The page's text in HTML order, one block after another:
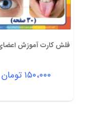
فلش کارت آموزش
۱۵۰،۰۰۰ تومان